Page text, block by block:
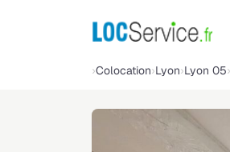
Colocation Lyon Lyon 05